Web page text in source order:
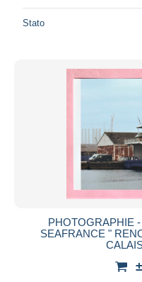
Stato
PHOTOGRAPHIE
SEAFRANCE "